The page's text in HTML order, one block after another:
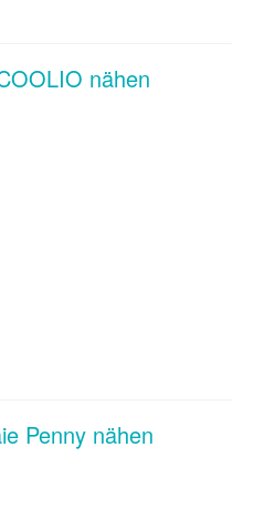
nähen
Penny nähen